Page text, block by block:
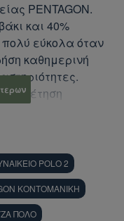
PENTAGON.
και 40%
εύκολα όταν
καθημερινή
POLO 2
ΚΟΝΤΟΜΑΝΙΚΗ
ΠΟΛΟ